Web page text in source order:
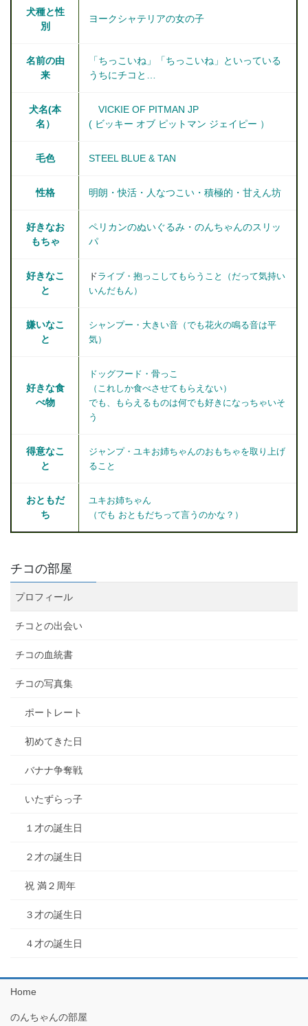
犬種と性
別
ヨークシャテリアの女の子
名前の由
来
「ちっこいね」「ちっこいね」といっている
うちにチコと…
犬名(本
名）
VICKIE OF PITMAN JP
( ビッキー オブ ピットマン ジェイピー ）
毛色 STEEL BLUE & TAN
性格 明朗・快活・人なつこい・積極的・甘えん坊
好きなお
もちゃ
ペリカンのぬいぐるみ・のんちゃんのスリッ
パ
好きなこ
と
ドライブ・抱っこしてもらうこと（だって気持い
いんだもん）
嫌いなこ
と
シャンプー・大きい音（でも花火の鳴る音は平
気）
好きな食
べ物
ドッグフード・骨っこ
（これしか食べさせてもらえない）
でも、もらえるものは何でも好きになっちゃいそ
う
得意なこ
と
ジャンプ・ユキお姉ちゃんのおもちゃを取り上げ
ること
おともだ
ち
ユキお姉ちゃん
（でも おともだちって言うのかな？）
チコの部屋
プロフィール
チコとの出会い
チコの血統書
チコの写真集
ポートレート
初めてきた日
バナナ争奪戦
いたずらっ子
１才の誕生日
２才の誕生日
祝 満２周年
３才の誕生日
４才の誕生日
Home
のんちゃんの部屋